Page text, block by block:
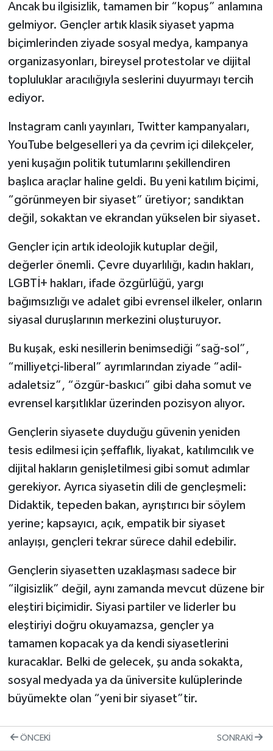
Ancak bu ilgisizlik, tamamen bir “kopuş” anlamına
gelmiyor. Gençler artık klasik siyaset yapma
biçimlerinden ziyade sosyal medya, kampanya
organizasyonları, bireysel protestolar ve dijital
topluluklar aracılığıyla seslerini duyurmayı tercih
ediyor.
Instagram canlı yayınları, Twitter kampanyaları,
YouTube belgeselleri ya da çevrim içi dilekçeler,
yeni kuşağın politik tutumlarını şekillendiren
başlıca araçlar haline geldi. Bu yeni katılım biçimi,
“görünmeyen bir siyaset” üretiyor; sandıktan
değil, sokaktan ve ekrandan yükselen bir siyaset.
Gençler için artık ideolojik kutuplar değil,
değerler önemli. Çevre duyarlılığı, kadın hakları,
LGBTİ+ hakları, ifade özgürlüğü, yargı
bağımsızlığı ve adalet gibi evrensel ilkeler, onların
siyasal duruşlarının merkezini oluşturuyor.
Bu kuşak, eski nesillerin benimsediği “sağ-sol”,
“milliyetçi-liberal” ayrımlarından ziyade “adil-
adaletsiz”, “özgür-baskıcı” gibi daha somut ve
evrensel karşıtlıklar üzerinden pozisyon alıyor.
Gençlerin siyasete duyduğu güvenin yeniden
tesis edilmesi için şeffaflık, liyakat, katılımcılık ve
dijital hakların genişletilmesi gibi somut adımlar
gerekiyor. Ayrıca siyasetin dili de gençleşmeli:
Didaktik, tepeden bakan, ayrıştırıcı bir söylem
yerine; kapsayıcı, açık, empatik bir siyaset
anlayışı, gençleri tekrar sürece dahil edebilir.
Gençlerin siyasetten uzaklaşması sadece bir
“ilgisizlik” değil, aynı zamanda mevcut düzene bir
eleştiri biçimidir. Siyasi partiler ve liderler bu
eleştiriyi doğru okuyamazsa, gençler ya
tamamen kopacak ya da kendi siyasetlerini
kuracaklar. Belki de gelecek, şu anda sokakta,
sosyal medyada ya da üniversite kulüplerinde
büyümekte olan “yeni bir siyaset”tir.
ÖNCEKI SONRAKI